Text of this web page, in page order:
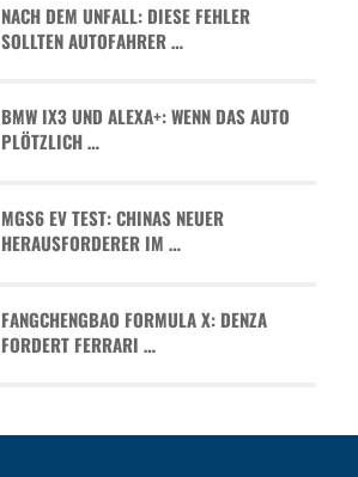
NACH DEM UNFALL: DIESE FEHLER
SOLLTEN AUTOFAHRER …
BMW IX3 UND ALEXA+: WENN DAS AUTO
PLÖTZLICH …
MGS6 EV TEST: CHINAS NEUER
HERAUSFORDERER IM …
FANGCHENGBAO FORMULA X: DENZA
FORDERT FERRARI …